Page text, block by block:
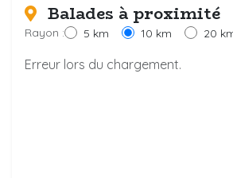
Balades à proximité
Rayon : 5 km 10 km 20
Erreur lors du chargement.